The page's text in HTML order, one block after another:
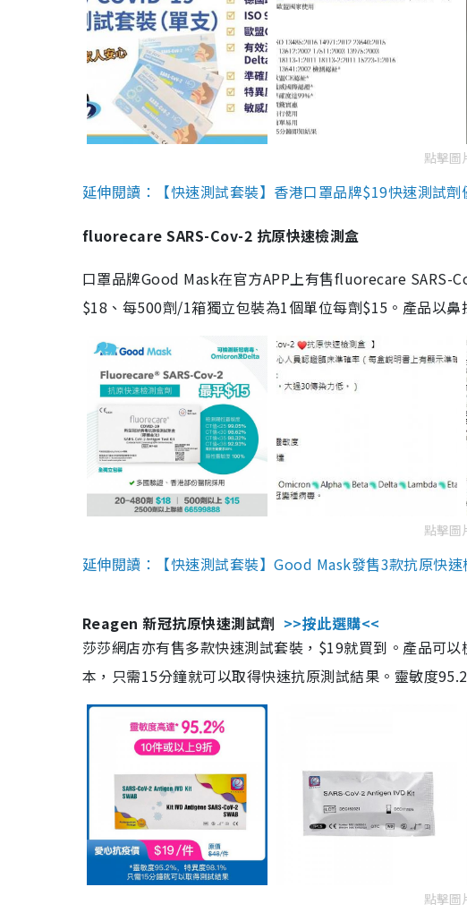
點擊圖
延伸閱讀：【快速測試套裝】香港口罩品牌$19快速測試
fluorecare SARS-Cov-2 抗原快速檢測盒
口罩品牌Good Mask在官方APP上有售fluorecare SARS-
$18、每500劑/1箱獨立包裝為1個單位每劑$15。產品以鼻
點擊圖
延伸閱讀：【快速測試套裝】Good Mask發售3款抗原快
Reagen 新冠抗原快速測試劑 >>按此選購<<
莎莎網店亦有售多款快速測試套裝，$19就買到。產品可
本，只需15分鐘就可以取得快速抗原測試結果。靈敏度
點擊圖